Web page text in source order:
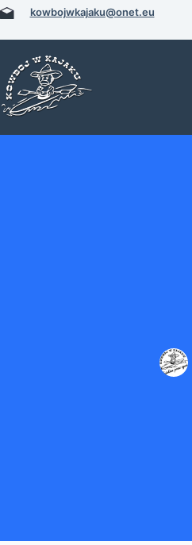
Przejdźkowbojwkajaku@onet.eu